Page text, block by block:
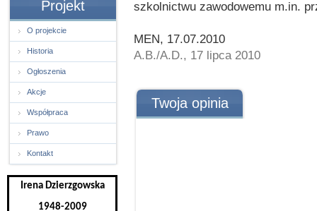
Projekt
O projekcie
Historia
Ogłoszenia
Akcje
Współpraca
Prawo
Kontakt
Irena Dzierzgowska
1948-2009
szkolnictwu zawodowemu m.in.
MEN, 17.07.2010
A.B./A.D., 17 lipca 2010
Twoja opinia